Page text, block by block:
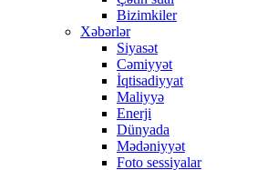
Bizimkiler
Xəbərlər
Siyasət
Cəmiyyət
İqtisadiyyat
Maliyyə
Enerji
Dünyada
Mədəniyyət
Foto sessiyalar